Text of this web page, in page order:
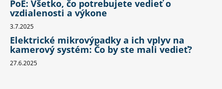
PoE: Všetko, čo potrebujete vedieť o
vzdialenosti a výkone
3.7.2025
Elektrické mikrovýpadky a ich vplyv na
kamerový systém: Čo by ste mali vedieť?
27.6.2025